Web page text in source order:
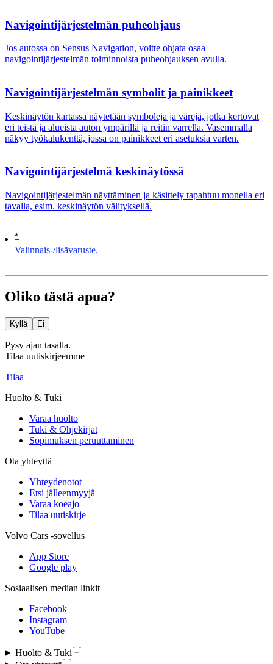
*
Valinnais-/lisävaruste.
Navigointijärjestelmän puheohjaus
Jos autossa on Sensus Navigation, voitte ohjata osaa
navigointijärjestelmän toiminnoista puheohjauksen avulla.
Navigointijärjestelmän symbolit ja painikkeet
Keskinäytön kartassa näytetään symboleja ja värejä, jotka kertovat
eri teistä ja alueista auton ympärillä ja reitin varrella. Vasemmalla
näkyy työkalukenttä, jossa on painikkeet eri asetuksia varten.
Navigointijärjestelmä keskinäytössä
Navigointijärjestelmän näyttäminen ja käsittely tapahtuu monella eri
tavalla, esim. keskinäytön välityksellä.
Oliko tästä apua?
Kyllä Ei